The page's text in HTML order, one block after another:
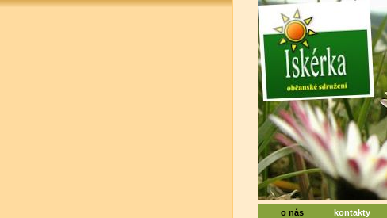
Iskérka,
Centrum na
o nás kontakty